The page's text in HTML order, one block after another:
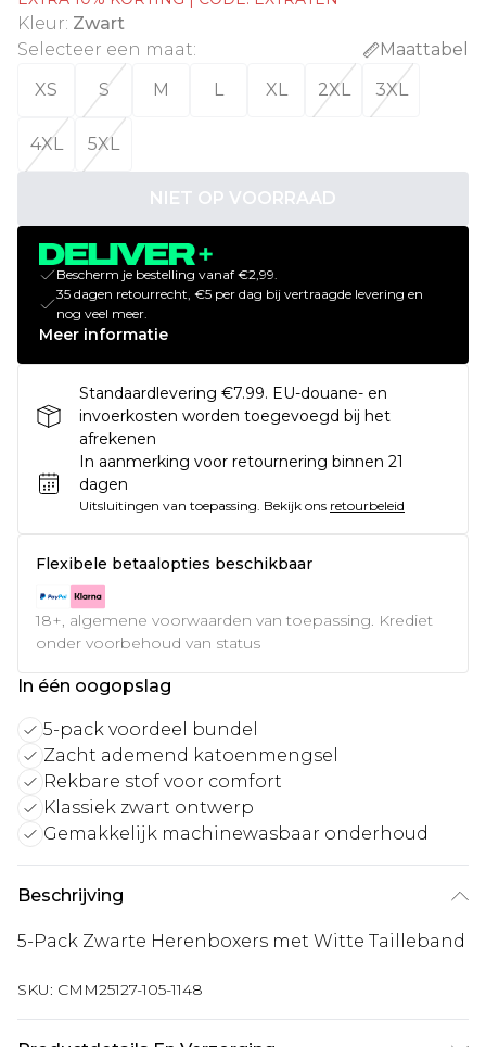
Kleur: Zwart
Selecteer een maat:
Maattabel
XS
S M L XL 2XL 3XL
4XL 5XL
NIET OP VOORRAAD
Bescherm je bestelling vanaf €2,99.
35 dagen retourrecht, €5 per dag bij vertraagde levering en
nog veel meer.
Meer informatie
Standaardlevering €7.99. EU-douane- en
invoerkosten worden toegevoegd bij het
afrekenen
In aanmerking voor retournering binnen 21
dagen
Uitsluitingen van toepassing. Bekijk ons retourbeleid
Flexibele betaalopties beschikbaar
18+, algemene voorwaarden van toepassing. Krediet
onder voorbehoud van status
In één oogopslag
5-pack voordeel bundel
Zacht ademend katoenmengsel
Rekbare stof voor comfort
Klassiek zwart ontwerp
Gemakkelijk machinewasbaar onderhoud
Beschrijving
5-Pack Zwarte Herenboxers met Witte Tailleband
SKU: CMM25127-105-1148